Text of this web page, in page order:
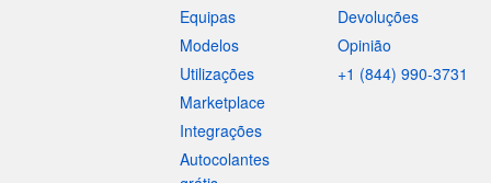
Equipas
Modelos
Utilizações
Marketplace
Integrações
Autocolantes
Devoluções
Opinião
+1 (844) 990-3731